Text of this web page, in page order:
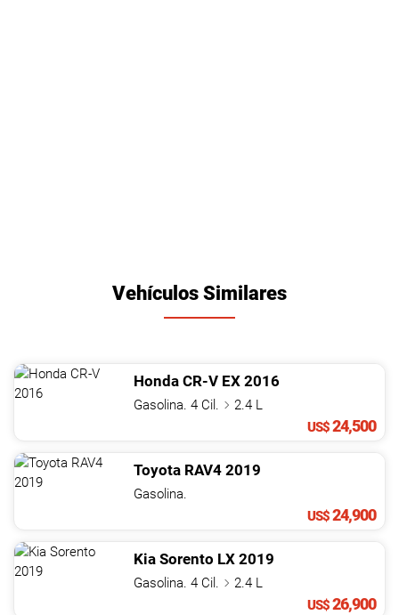
Vehículos Similares
Honda CR-V EX 2016
Gasolina. 4 Cil.
2.4 L
US$24,500
Toyota RAV4 2019
Gasolina.
US$24,900
Kia Sorento LX 2019
Gasolina. 4 Cil.
2.4 L
US$26,900